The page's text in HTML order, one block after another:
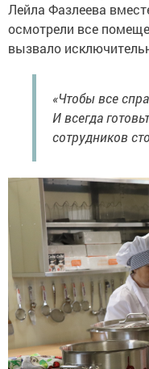
Лейла Фазлеева
осмотрели все
вызвало
«Чтобы все
И всегда
сотрудников